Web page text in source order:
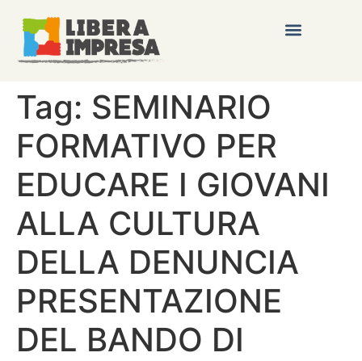
Tag: SEMINARIO
FORMATIVO PER
EDUCARE I GIOVANI
ALLA CULTURA
DELLA DENUNCIA
PRESENTAZIONE
DEL BANDO DI